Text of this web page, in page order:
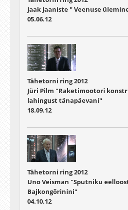
Jaak Jaaniste " Veenuse
05.06.12
Tähetorni ring 2012
Jüri Pilm "Raketimootori
lahingust tänapäevani"
18.09.12
Tähetorni ring 2012
Uno Veisman "Sputniku
Bajkongõrinini"
04.10.12